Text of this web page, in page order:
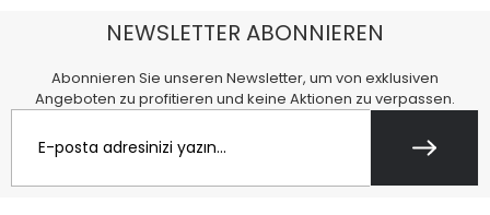
NEWSLETTER ABONNIEREN
Abonnieren Sie unseren Newsletter, um von exklusiven
Angeboten zu profitieren und keine Aktionen zu verpassen.